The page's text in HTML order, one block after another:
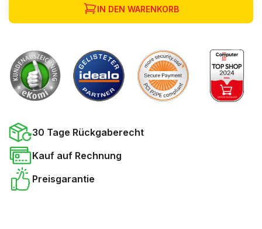
IN DEN WARENKORB
30 Tage Rückgaberecht
Kauf auf Rechnung
Preisgarantie